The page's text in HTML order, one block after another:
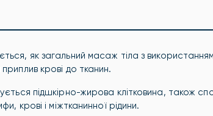
як загальний масаж тіла з
крові до тканин.
підшкірно-жирова клітковина, також
крові і міжтканинної рідини.